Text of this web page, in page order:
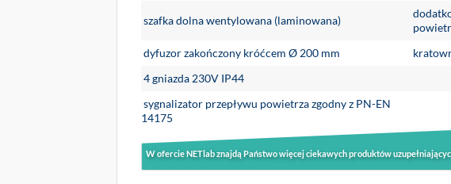
szafka dolna wentylowana (laminowana)
dyfuzor zakończony króćcem Ø 200 mm
4 gniazda 230V IP44
sygnalizator przepływu powietrza zgodny z PN-EN
14175
W ofercie NETlab znajdą Państwo więcej ciekawych produktów